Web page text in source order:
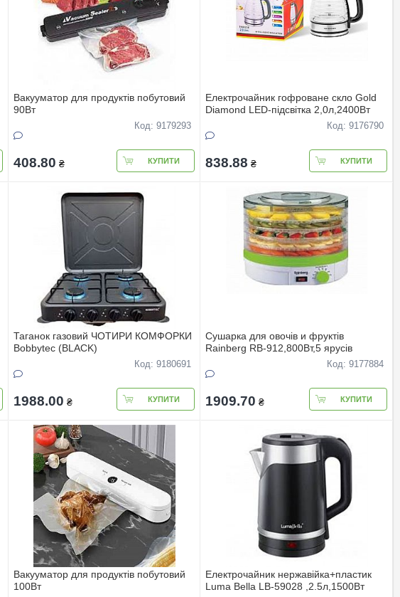
Вакууматор для продуктiв побутовий
90Вт
Код: 9179293
408.80 ₴ КУПИТИ
Електрочайник гофроване скло Gold
Diamond LED-пiдсвiтка 2,0л,2400Вт
Код: 9176790
838.88 ₴ КУПИТИ
Таганок газовий ЧОТИРИ КОМФОРКИ
Bobbytec (BLACK)
Код: 9180691
1988.00 ₴ КУПИТИ
Сушарка для овочiв и фруктiв
Rainberg RB-912,800Вт,5 ярусiв
Код: 9177884
1909.70 ₴ КУПИТИ
Вакууматор для продуктiв побутовий
100Вт
Електрочайник нержавiйка+пластик
Luma Bella LB-59028 ,2.5л,1500Вт